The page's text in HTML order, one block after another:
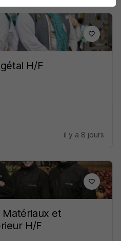
H/F
il y a 8 jours
et
H/F